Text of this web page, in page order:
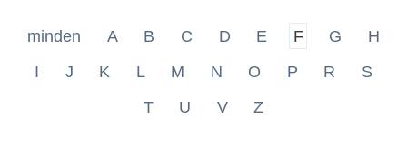
minden A B C D E F G
H
I
J K L M N O P R
S
T
U V Z